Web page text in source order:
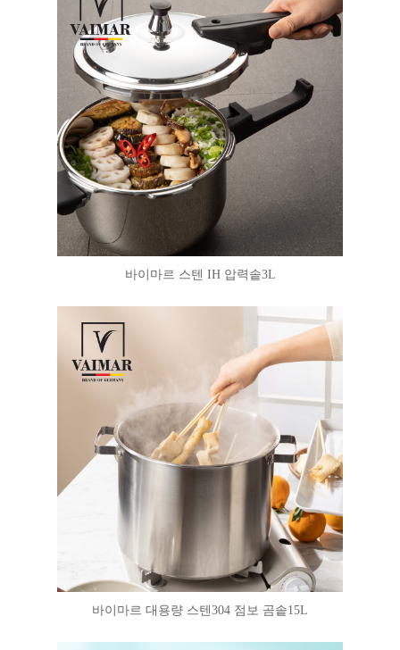
바이마르 스텐 IH 압력솥3L
바이마르 대용량 스텐304 점보 곰솥15L